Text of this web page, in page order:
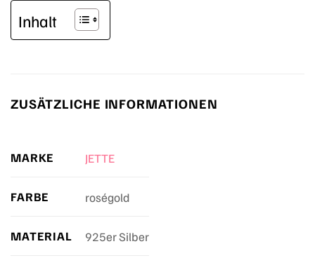
Inhalt
ZUSÄTZLICHE INFORMATIONEN
MARKE JETTE
FARBE roségold
MATERIAL 925er Silber